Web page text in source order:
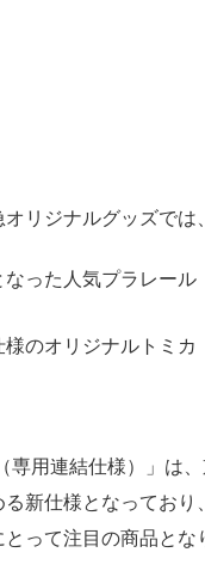
リジナルグッズでは、
った人気プラレール
のオリジナルトミカ
専用連結仕様）」は
新仕様となっており
って注目の商品とな